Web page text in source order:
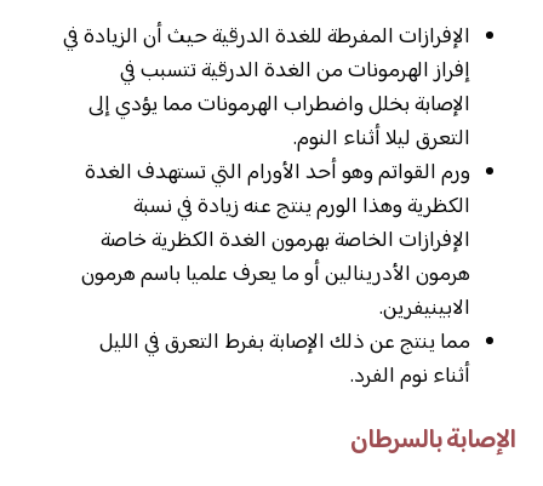
الإفرازات المفرطة للغدة الدرقية حيث أن الزيادة في
إفراز الهرمونات من الغدة الدرقية تتسبب في
الإصابة بخلل واضطراب الهرمونات مما يؤدي إلى
التعرق ليلا أثناء النوم.
ورم القواتم وهو أحد الأورام التي تستهدف الغدة
الكظرية وهذا الورم ينتج عنه زيادة في نسبة
الإفرازات الخاصة بهرمون الغدة الكظرية خاصة
هرمون الأدرينالين أو ما يعرف علميا باسم هرمون
الابينيفرين.
مما ينتج عن ذلك الإصابة بفرط التعرق في الليل
أثناء نوم الفرد.
الإصابة بالسرطان